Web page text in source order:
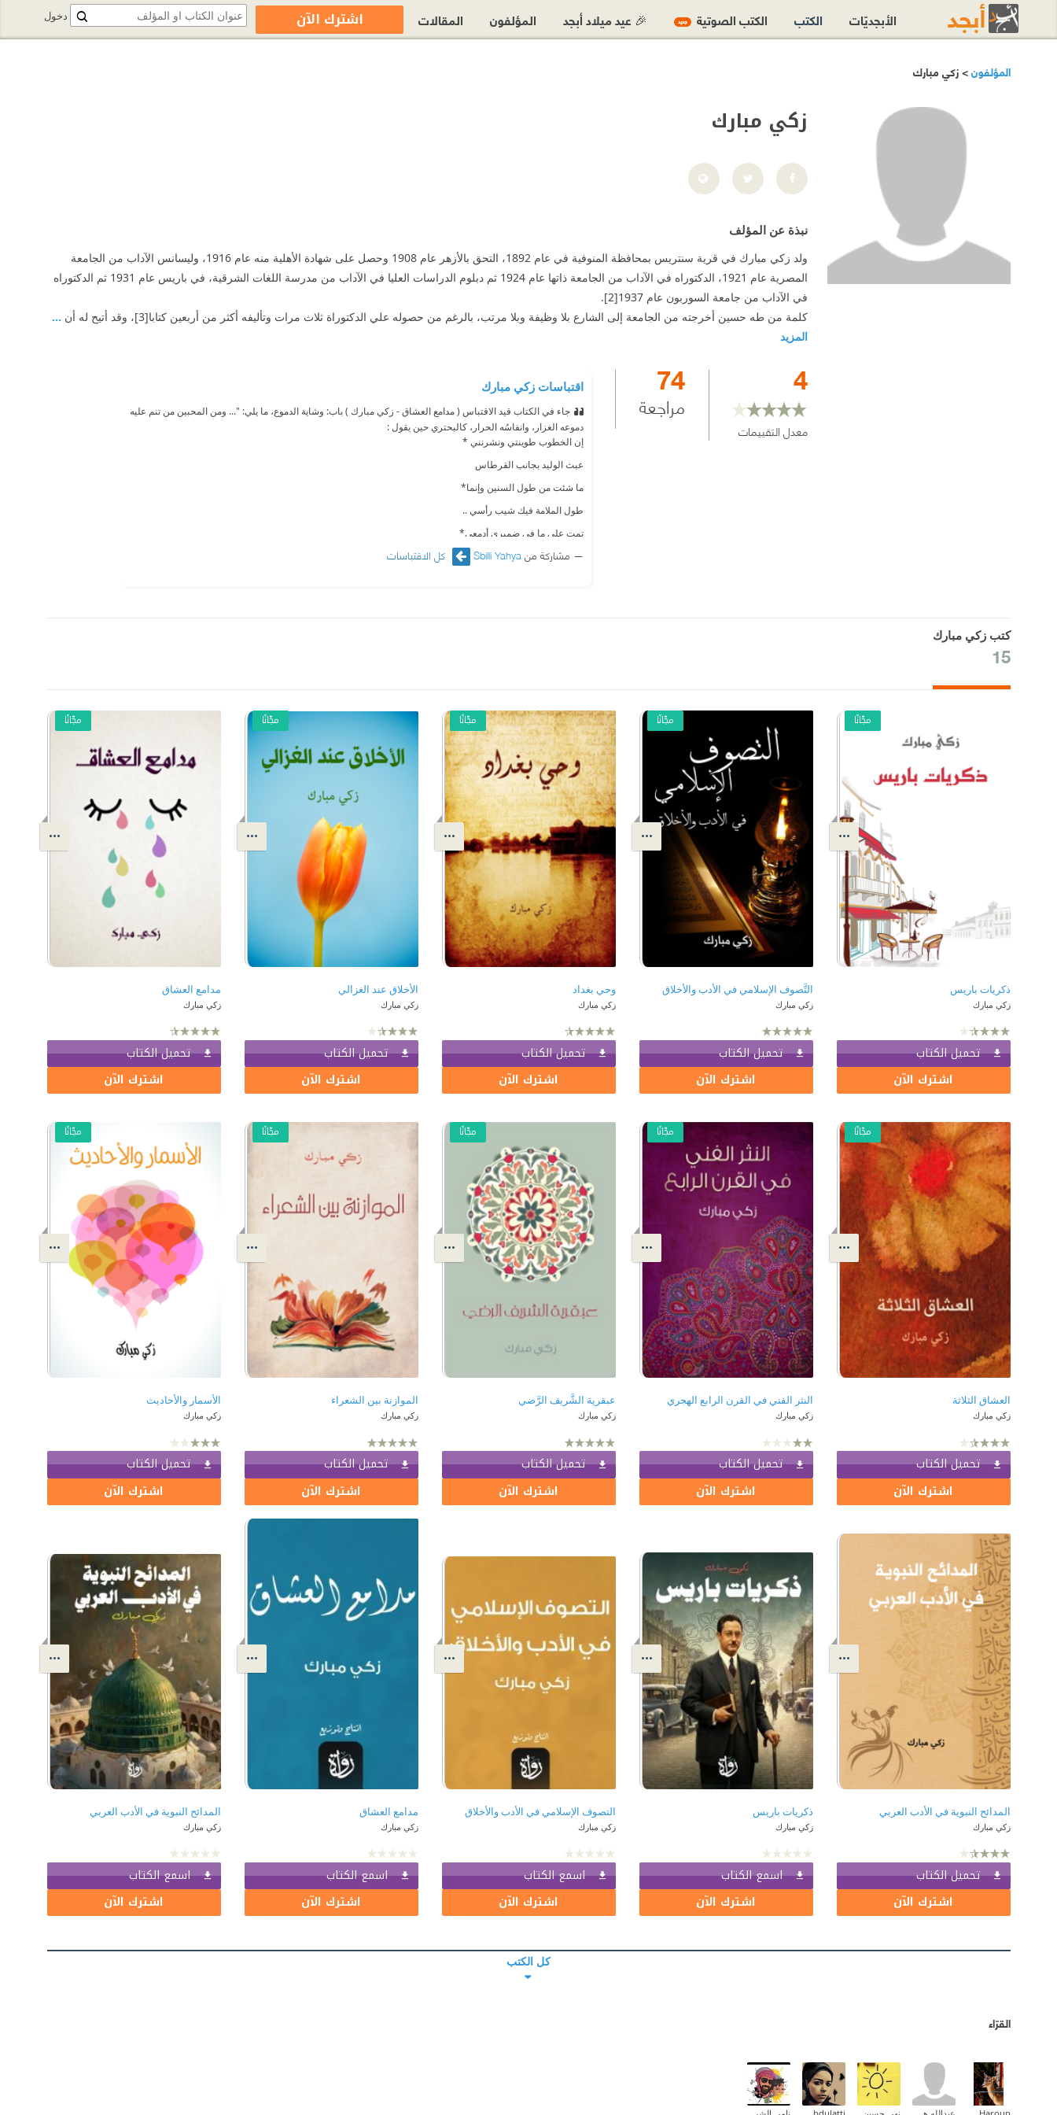
المؤلفون> زكي مبارك
زكي مبارك
نبذة عن المؤلف
ولد زكي مبارك في قرية سنتريس بمحافظة المنوفية في عام 1892، التحق بالأزهر عام 1908 وحصل على شهادة الأهلية منه عام 1916، وليسانس الآداب من الجامعة
المصرية عام 1921، الدكتوراه في الآداب من الجامعة ذاتها عام 1924 ثم دبلوم الدراسات العليا في الآداب من مدرسة اللغات الشرقية، في باريس عام 1931 ثم الدكتوراه
في الآداب من جامعة السوربون عام 1937[2].
كلمة من طه حسين أخرجته من الجامعة إلى الشارع بلا وظيفة وبلا مرتب، بالرغم من حصوله علي الدكتوراة ثلاث مرات وتأليفه أكثر من أربعين كتابا[3]، وقد أتيح له أن
...
المزيد
4
معدل التقييمات
74
مراجعة
اقتباسات زكي مبارك
جاء في الكتاب قيد الاقتباس ( مدامع العشاق - زكي مبارك ) باب: وشاية الدموع، ما يلي: "... ومن المحبين من تنم عليه
دموعه الغزار، وانفاسُه الحرار، كالبحتري حين يقول :
إن الخطوب طوينتي ونشرنني *
عبث الوليد بجانب القرطاس
ما شئت من طول السنين وإنما*
طول الملامة فيك شيب رأسي ..
تمت على ما في ضميري أدمعي*
وتابع الصعداءُ من أنفاسي..
مشاركة منSbilli Yahya كل الاقتباسات
كتب زكي مبارك
15
ذكريات باريس
زكي مبارك
تحميل الكتاب
مجّانًا
اشترك الآن
التَّصوف الإسلامي في الأدب والأخلاق
زكي مبارك
تحميل الكتاب
مجّانًا
اشترك الآن
وحي بغداد
زكي مبارك
تحميل الكتاب
مجّانًا
اشترك الآن
الأخلاق عند الغزالي
زكي مبارك
تحميل الكتاب
مجّانًا
اشترك الآن
مدامع العشاق
زكي مبارك
تحميل الكتاب
مجّانًا
اشترك الآن
العشاق الثلاثة
زكي مبارك
تحميل الكتاب
مجّانًا
اشترك الآن
النثر الفني في القرن الرابع الهجري
زكي مبارك
تحميل الكتاب
مجّانًا
اشترك الآن
عبقرية الشَّريف الرَّضي
زكي مبارك
تحميل الكتاب
مجّانًا
اشترك الآن
الموازنة بين الشعراء
زكي مبارك
تحميل الكتاب
مجّانًا
اشترك الآن
الأسمار والأحاديث
زكي مبارك
تحميل الكتاب
مجّانًا
اشترك الآن
المدائح النبوية في الأدب العربي
زكي مبارك
تحميل الكتاب
اشترك الآن
ذكريات باريس
زكي مبارك
اسمع الكتاب
اشترك الآن
التصوف الإسلامي في الأدب والأخلاق
زكي مبارك
اسمع الكتاب
اشترك الآن
مدامع العشاق
زكي مبارك
اسمع الكتاب
اشترك الآن
المدائح النبوية في الأدب العربي
زكي مبارك
اسمع الكتاب
اشترك الآن
كل الكتب
القرّاء
دخول الأبجديّات الكتب الكتب الصوتية جديد 🎉 عيد ميلاد أبجد المؤلفون المقالات اشترك الآن